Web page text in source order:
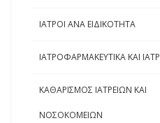
ΙΑΤΡΟΙ ΑΝΑ ΕΙΔΙΚΟΤΗΤΑ
ΙΑΤΡΟΦΑΡΜΑΚΕΥΤΙΚΑ ΚΑΙ
ΚΑΘΑΡΙΣΜΟΣ ΙΑΤΡΕΙΩΝ ΚΑΙ
ΝΟΣΟΚΟΜΕΙΩΝ